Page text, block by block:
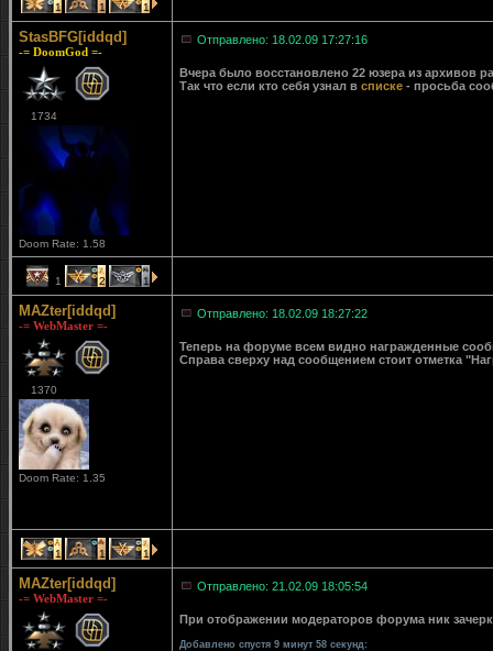
1 1 1
StasBFG[iddqd]
-= DoomGod =-
1734
Doom Rate: 1.58
Отправлено: 18.02.09 17:27:16
Вчера было восстановлено 22 юзера из архивов
Так что если кто себя узнал в списке - просьба
1 2 1
MAZter[iddqd]
-= WebMaster =-
1370
Doom Rate: 1.35
Отправлено: 18.02.09 18:27:22
Теперь на форуме всем видно награжденные
Справа сверху над сообщением стоит отметка
1 1 1
MAZter[iddqd]
-= WebMaster =-
Отправлено: 21.02.09 18:05:54
При отображении модераторов форума ник
Добавлено спустя 9 минут 58 секунд: